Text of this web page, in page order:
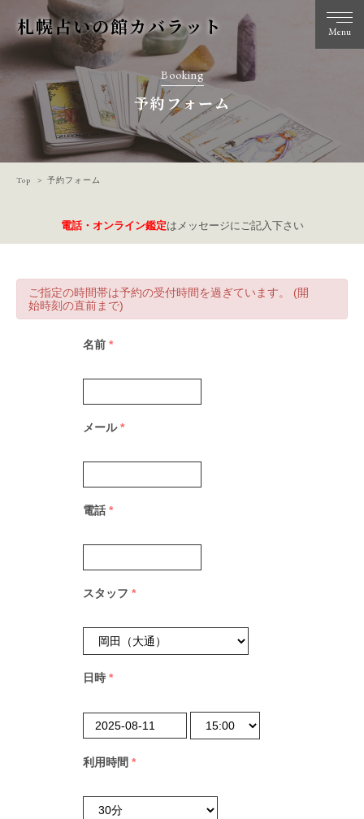
札幌占いの館カバラット Menu
Booking
予約フォーム
Top 予約フォーム
電話・オンライン鑑定はメッセージにご記入下さい
ご指定の時間帯は予約の受付時間を過ぎています。 (開
始時刻の直前まで)
名前 *
メール *
電話 *
スタッフ *
日時 *
利用時間 *